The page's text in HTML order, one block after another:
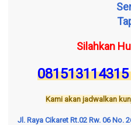
Silahkan
Kami akan jadwalkan
Jl. Raya Cikaret Rt.02 Rw. 06 No.